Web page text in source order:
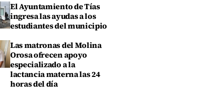
El Ayuntamiento de Tías
ingresa las ayudas a los
estudiantes del municipio
Las matronas del Molina
Orosa ofrecen apoyo
especializado a la
lactancia materna las 24
horas del día